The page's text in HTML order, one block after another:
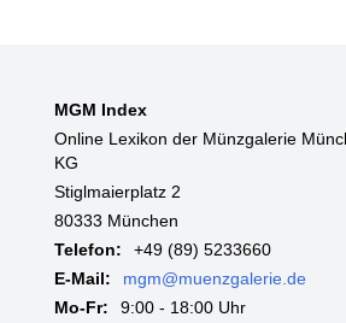
MGM Index
Online Lexikon der Münzgalerie
KG
Stiglmaierplatz 2
80333 München
Telefon:
+49 (89) 5233660
E-Mail:
mgm@muenzgalerie.de
Mo-Fr:
9:00 - 18:00 Uhr